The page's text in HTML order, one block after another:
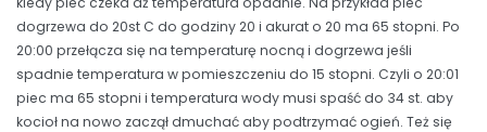
dogrzewa do 20st C do godziny 20 i akurat o 20 ma 65 stopni. Po
20:00 przełącza się na temperaturę nocną i dogrzewa jeśli
spadnie temperatura w pomieszczeniu do 15 stopni. Czyli o 20:01
piec ma 65 stopni i temperatura wody musi spaść do 34 st. aby
kocioł na nowo zaczął dmuchać aby podtrzymać ogień. Też się